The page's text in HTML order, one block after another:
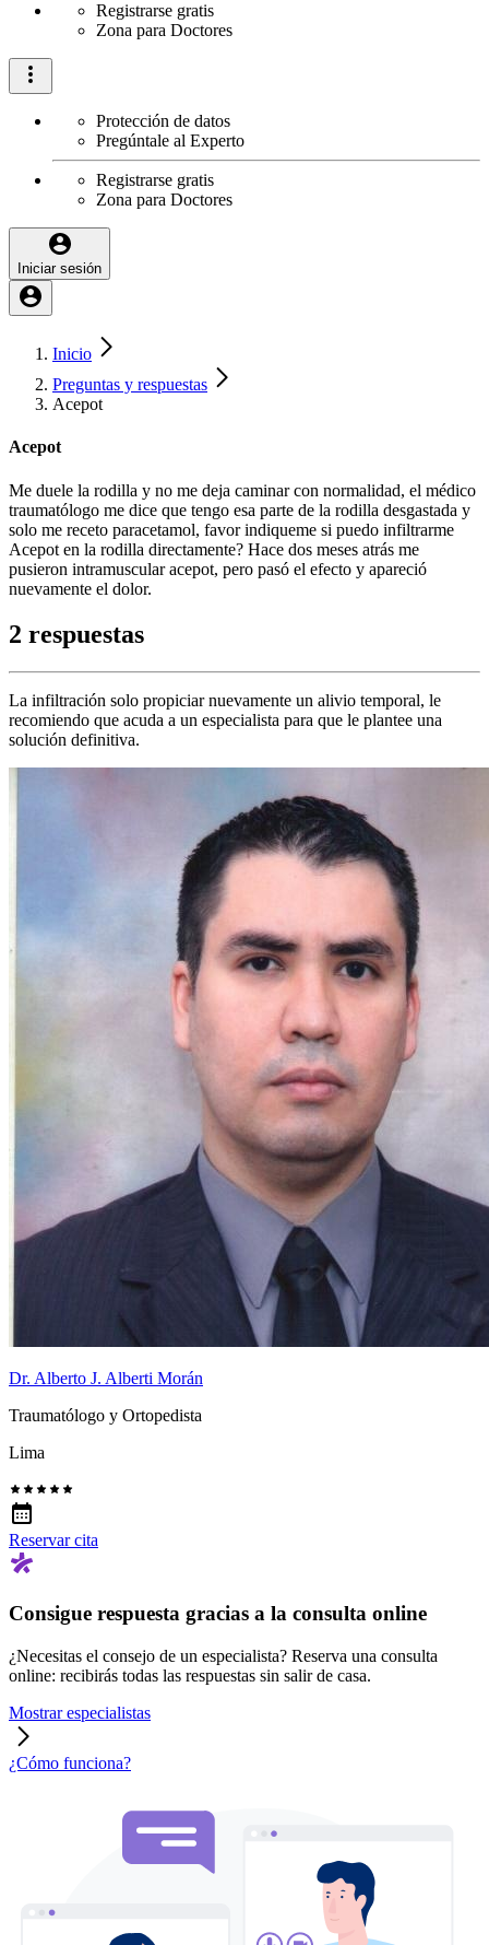
Registrarse gratis
Zona para Doctores
Protección de datos
Pregúntale al Experto
Registrarse gratis
Zona para Doctores
Iniciar sesión
Inicio
Preguntas y respuestas
Acepot
Acepot
Me duele la rodilla y no me deja caminar con normalidad, el médico
traumatólogo me dice que tengo esa parte de la rodilla desgastada y
solo me receto paracetamol, favor indiqueme si puedo infiltrarme
Acepot en la rodilla directamente? Hace dos meses atrás me
pusieron intramuscular acepot, pero pasó el efecto y apareció
nuevamente el dolor.
2 respuestas
La infiltración solo propiciar nuevamente un alivio temporal, le
recomiendo que acuda a un especialista para que le plantee una
solución definitiva.
Dr. Alberto J. Alberti Morán
Traumatólogo y Ortopedista
Lima
Reservar cita
Consigue respuesta gracias a la consulta online
¿Necesitas el consejo de un especialista? Reserva una consulta
online: recibirás todas las respuestas sin salir de casa.
Mostrar especialistas
¿Cómo funciona?